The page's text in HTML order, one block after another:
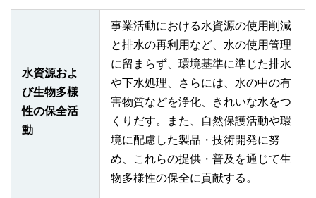
水資源およ
び生物多様
性の保全活
動
事業活動における水資源の使用削減
と排水の再利用など、水の使用管理
に留まらず、環境基準に準じた排水
や下水処理、さらには、水の中の有
害物質などを浄化、きれいな水をつ
くりだす。また、自然保護活動や環
境に配慮した製品・技術開発に努
め、これらの提供・普及を通じて生
物多様性の保全に貢献する。